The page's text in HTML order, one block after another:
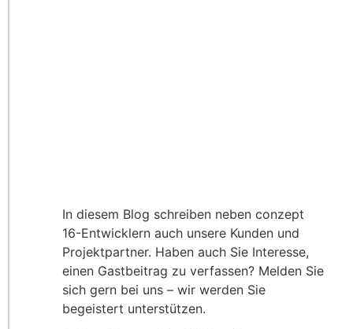
In diesem Blog schreiben neben conzept
16-Entwicklern auch unsere Kunden und
Projektpartner. Haben auch Sie Interesse,
einen Gastbeitrag zu verfassen? Melden Sie
sich gern bei uns – wir werden Sie
begeistert unterstützen.